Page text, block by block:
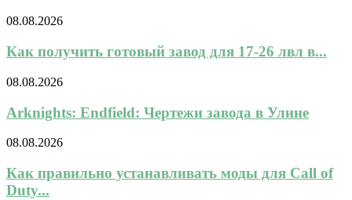
08.08.2026
Как получить готовый завод для 17-26 лвл в...
08.08.2026
Arknights: Endfield: Чертежи завода в Улине
08.08.2026
Как правильно устанавливать моды для Call of
Duty...